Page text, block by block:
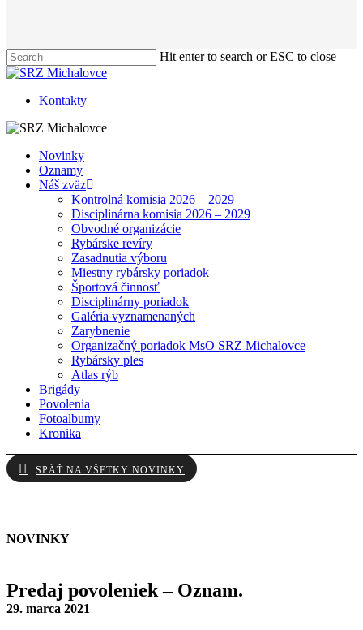
Hit enter to search or ESC to close
Close
Kontakty
Menu
Novinky
Oznamy
Náš zväz
Kontrolná komisia 2026 – 2029
Disciplinárna komisia 2026 – 2029
Obvodné organizácie
Rybárske revíry
Zasadnutia výboru
Miestny rybársky poriadok
Športová činnosť
Disciplinárny poriadok
Galéria vyznamenaných
Zarybnenie
Organizačný poriadok MsO SRZ Michalovce
Rybársky ples
Atlas rýb
Brigády
Povolenia
Fotoalbumy
Kronika
SPÄŤ NA VŠETKY NOVINKY
NOVINKY
Predaj povoleniek – Oznam.
29. marca 2021